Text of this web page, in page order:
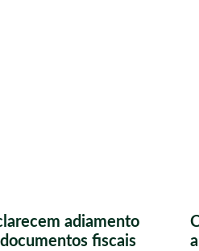
adiamento
fiscais